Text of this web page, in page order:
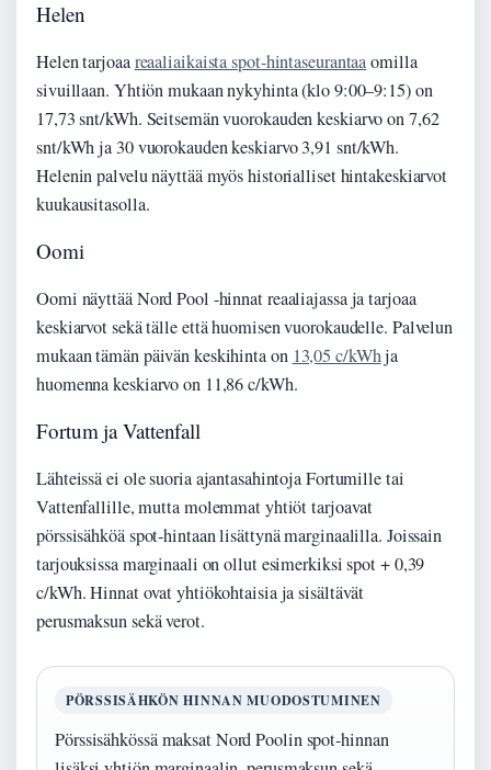
Helen
Helen tarjoaareaaliaikaista spot-hintaseurantaaomilla
sivuillaan. Yhtiön mukaan nykyhinta (klo 9:00–9:15) on
17,73 snt/kWh. Seitsemän vuorokauden keskiarvo on 7,62
snt/kWh ja 30 vuorokauden keskiarvo 3,91 snt/kWh.
Helenin palvelu näyttää myös historialliset hintakeskiarvot
kuukausitasolla.
Oomi
Oomi näyttää Nord Pool -hinnat reaaliajassa ja tarjoaa
keskiarvot sekä tälle että huomisen vuorokaudelle. Palvelun
mukaan tämän päivän keskihinta on 13,05 c/kWhja
huomenna keskiarvo on 11,86 c/kWh.
Fortum ja Vattenfall
Lähteissä ei ole suoria ajantasahintoja Fortumille tai
Vattenfallille, mutta molemmat yhtiöt tarjoavat
pörssisähköä spot-hintaan lisättynä marginaalilla. Joissain
tarjouksissa marginaali on ollut esimerkiksi spot + 0,39
c/kWh. Hinnat ovat yhtiökohtaisia ja sisältävät
perusmaksun sekä verot.
PÖRSSISÄHKÖN HINNAN MUODOSTUMINEN
Pörssisähkössä maksat Nord Poolin spot-hinnan